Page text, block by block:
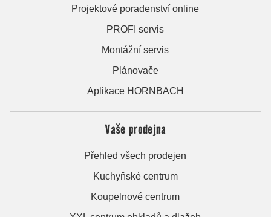
Projektové poradenství online
PROFI servis
Montážní servis
Plánovače
Aplikace HORNBACH
Vaše prodejna
Přehled všech prodejen
Kuchyňské centrum
Koupelnové centrum